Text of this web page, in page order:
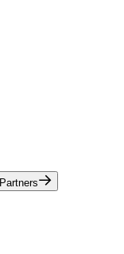
Partners​​